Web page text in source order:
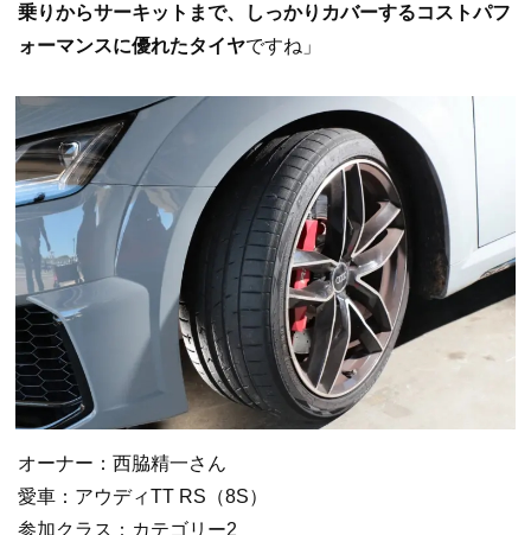
乗りからサーキットまで、しっかりカバーするコストパフ
ォーマンスに優れたタイヤですね」
オーナー：西脇精一さん
愛車：アウディTT RS（8S）
参加クラス：カテゴリー2